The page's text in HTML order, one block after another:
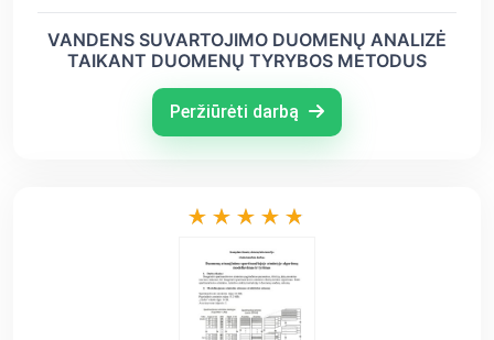
VANDENS SUVARTOJIMO DUOMENŲ ANALIZĖ
TAIKANT DUOMENŲ TYRYBOS METODUS
Peržiūrėti darbą